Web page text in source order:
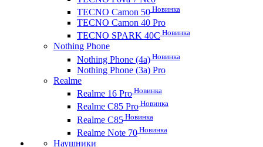
TECNO Camon 50 Новинка
TECNO Camon 40 Pro
TECNO SPARK 40C Новинка
Nothing Phone
Nothing Phone (4a) Новинка
Nothing Phone (3a) Pro
Realme
Realme 16 Pro Новинка
Realme C85 Pro Новинка
Realme C85 Новинка
Realme Note 70 Новинка
Наушники